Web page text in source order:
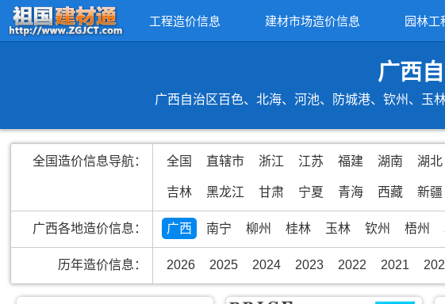
工程造价信息 建材市场造价信息 园林工
广西
广西自治区百色、北海、河池、防城港、钦州、玉
全国造价信息导航： 全国 直辖市 浙江 江苏 福建 湖南 湖北
吉林 黑龙江 甘肃 宁夏 青海 西藏 新疆
广西各地造价信息： 广西 南宁 柳州 桂林 玉林 钦州 梧州
历年造价信息： 2026 2025 2024 2023 2022 2021